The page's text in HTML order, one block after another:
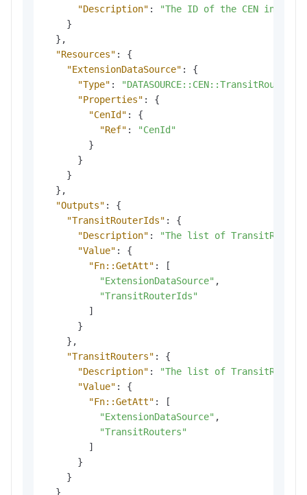
"Description" :
"The ID of the CEN
}
} ,
"Resources" :
{
"ExtensionDataSource" :
{
"Type" : "DATASOURCE::CEN::TransitRouters"
"Properties" :
{
"CenId" :
{
"Ref" :
"CenId"
}
}
}
} ,
"Outputs" :
{
"TransitRouterIds" :
{
"Description" :
"The list of TransitRouter
"Value" :
{
"Fn::GetAtt" :
[
"ExtensionDataSource" ,
"TransitRouterIds"
]
}
} ,
"TransitRouters" :
{
"Description" :
"The list of
"Value" :
{
"Fn::GetAtt" :
[
"ExtensionDataSource" ,
"TransitRouters"
]
}
}
}